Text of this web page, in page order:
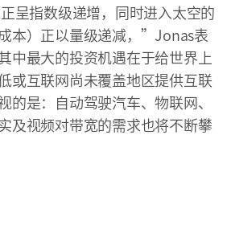
呈指数级递增，同时进入太空的
本）正以量级递减，”Jonas表
中最大的投资机遇在于给世界上
或互联网尚未覆盖地区提供互联
的是：自动驾驶汽车、物联网、
及视频对带宽的需求也将不断攀